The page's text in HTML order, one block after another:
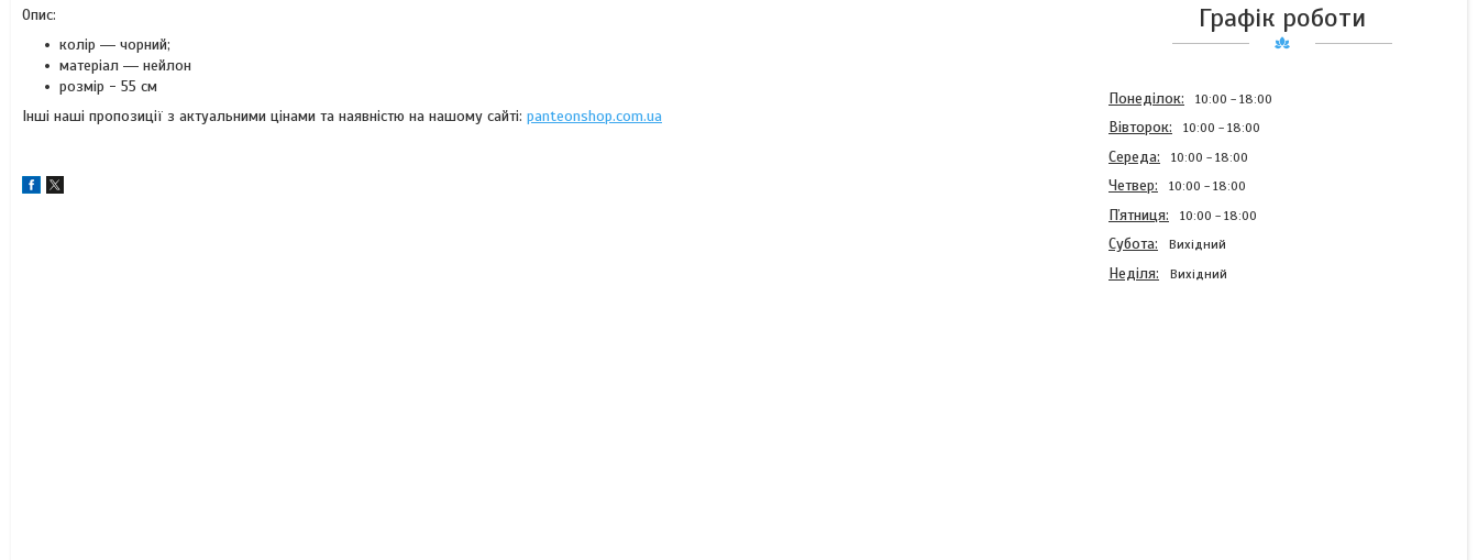
Опис:
колір ― чорний;
матеріал ― нейлон
розмір - 55 см
Інші наші пропозиції з актуальними цінами та наявністю на нашому сайті: panteonshop.com.ua
Графік роботи
Понеділок 10:00 18:00
Вівторок 10:00 18:00
Середа 10:00 18:00
Четвер 10:00 18:00
Пʼятниця 10:00 18:00
Субота Вихідний
Неділя Вихідний